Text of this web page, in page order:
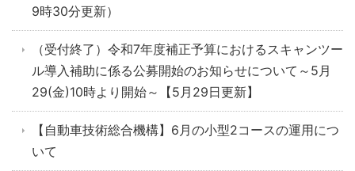
9時30分更新）
（受付終了）令和7年度補正予算におけるスキャンツー
ル導入補助に係る公募開始のお知らせについて～5月
29(金)10時より開始～【5月29日更新】
【自動車技術総合機構】6月の小型2コースの運用につ
いて